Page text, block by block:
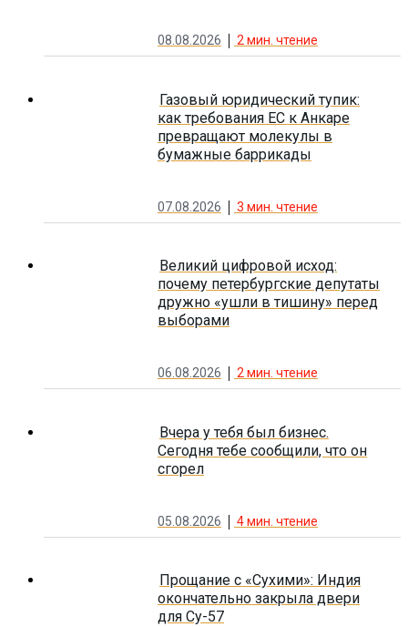
08.08.2026 2мин. чтение
Газовый юридический тупик:
как требования ЕС к Анкаре
превращают молекулы в
бумажные баррикады
07.08.2026 3 мин. чтение
Великий цифровой исход:
почему петербургские депутаты
дружно «ушли в тишину» перед
выборами
06.08.2026 2мин. чтение
Вчера у тебя был бизнес.
Сегодня тебе сообщили, что он
сгорел
05.08.2026 4мин. чтение
Прощание с «Сухими»: Индия
окончательно закрыла двери
для Су-57